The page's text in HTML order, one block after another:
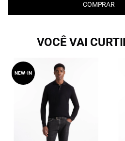
COMPRAR
VOCÊ VAI
NEW-IN